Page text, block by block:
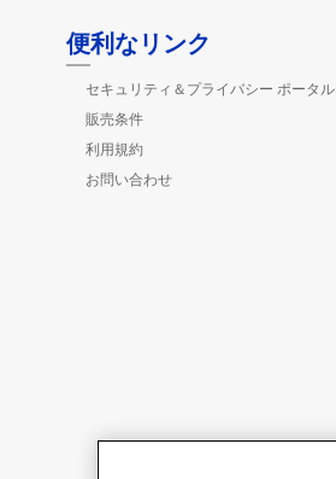
便利なリンク
セキュリティ＆プライバシー ポータル
販売条件
利用規約
お問い合わせ